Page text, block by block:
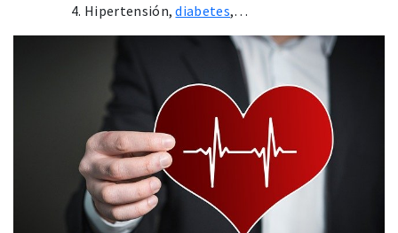
Hipertensión,diabetes,…